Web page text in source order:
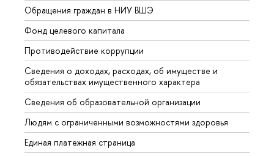
Обращения граждан в НИУ ВШЭ
Фонд целевого капитала
Противодействие коррупции
Сведения о доходах, расходах, об имуществе и
обязательствах имущественного характера
Сведения об образовательной организации
Людям с ограниченными возможностями здоровья
Единая платежная страница